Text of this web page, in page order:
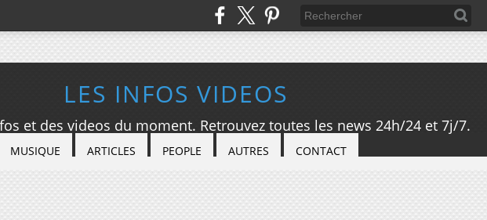
LES INFOS VIDEOS
et des videos du moment. Retrouvez toutes les news 24h/24 et 7j/7.
MUSIQUE ARTICLES PEOPLE AUTRES CONTACT